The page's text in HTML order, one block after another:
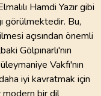
Hamdi Yazır gibi
görülmektedir. Bu,
açısından önemli
Gölpınarlı'nın
Vakfı'nın
iyi kavratmak için